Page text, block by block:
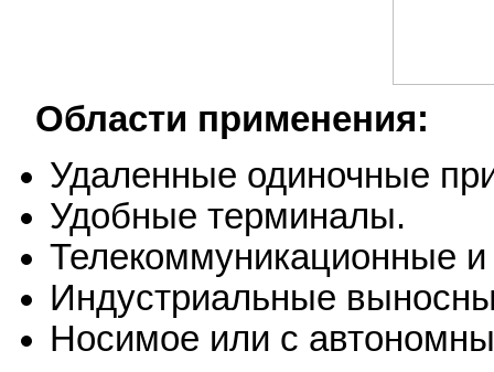
Области применения:
Удаленные одиночные
Удобные терминалы.
Телекоммуникационные и
Индустриальные
Носимое или с